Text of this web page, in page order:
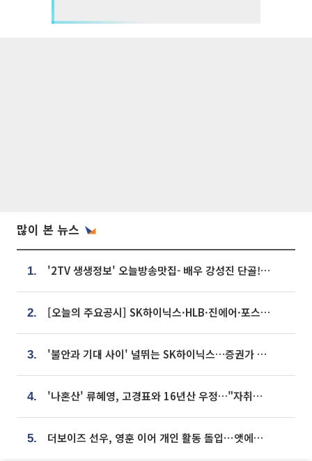
많이 본 뉴스
1. '2TV 생생정보' 오늘방송맛집- 배우 강성진 단골! 쌀국수ㆍ푸팟퐁 커리 맛집 '블○○○'
2. [오늘의 주요공시] SK하이닉스·HLB·진에어·포스코홀딩스·네이버·대우건설 등
3. '불안과 기대 사이' 널뛰는 SK하이닉스…증권가 "HBM4·LTA 기반 펀터멘털 견고"
4. '나혼산' 류혜영, 고경표와 16년산 우정…"자취방서 부모님과 마주쳐"
5. 더보이즈 선우, 영훈 이어 개인 활동 돌입⋯앳에어리어와 전속계약